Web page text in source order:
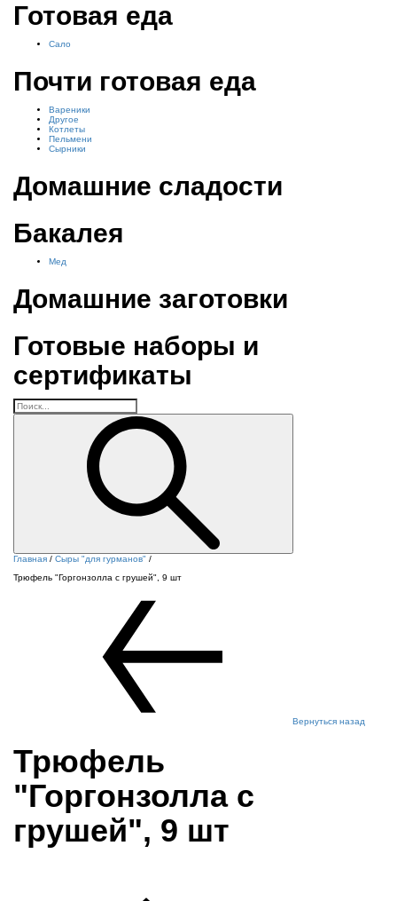
Готовая еда
Сало
Почти готовая еда
Вареники
Другое
Котлеты
Пельмени
Сырники
Домашние сладости
Бакалея
Мед
Домашние заготовки
Готовые наборы и
сертификаты
Главная / Сыры "для гурманов" /
Трюфель "Горгонзолла с грушей", 9 шт
Вернуться назад
Трюфель
"Горгонзолла с
грушей", 9 шт